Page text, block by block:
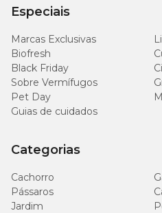
Especiais
Marcas Exclusivas
Biofresh
Black Friday
Sobre Vermífugos
Pet Day
Guias de cuidados
Categorias
Cachorro
Pássaros
Jardim